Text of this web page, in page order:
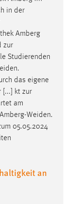
in der
Amberg
zur
Studierenden
das eigene
[...] kt zur
am
Amberg-Weiden
05.05.2024
an
anonym.
wie